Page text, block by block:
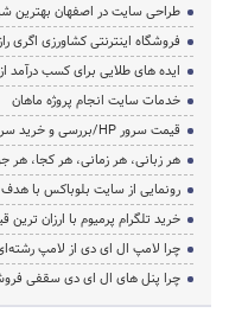
طراحی سایت در اصفهان بهترین
فروشگاه اینترنتی کشاورزی اگری
ایده های طلایی برای کسب درآمد از
خدمات سایت انجام پروژه ماهان
قیمت سرور HP/بررسی و خرید سرور اچ پی
هر زبانی، هر زمانی، هر کجا، هر
رونمایی از سایت بلوباکس با
خرید تلگرام پرمیوم با ارزان ترین
چرا لامپ ال ای دی از لامپ
چرا پنل های ال ای دی سقفی